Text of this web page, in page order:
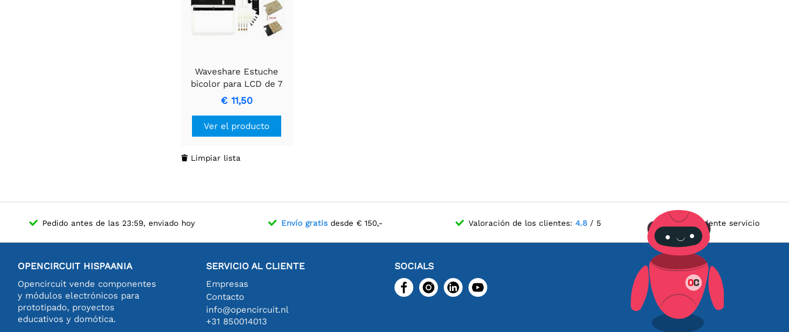
Waveshare Estuche
bicolor para LCD de 7
pulgadas
€ 11,50
Ver el producto
 Limpiar lista
Pedido antes de las 23:59, enviado hoy Envío gratisdesde € 150,- Valoración de los clientes:4.8 / 5 Excelente servicio
OPENCIRCUIT HISPAANIA
Opencircuit vende componentes
y módulos electrónicos para
prototipado, proyectos
educativos y domótica.
SERVICIO AL CLIENTE
Empresas
Contacto
info@opencircuit.nl
+31 850014013
SOCIALS